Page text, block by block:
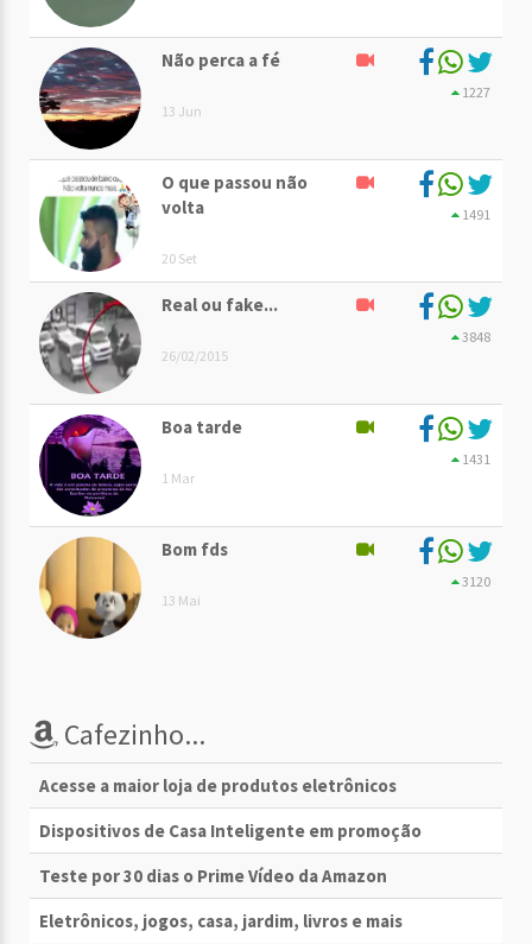
Não perca a fé
13 Jun
1227
O que passou não
volta
20 Set
1491
Real ou fake...
26/02/2015
3848
Boa tarde
1 Mar
1431
Bom fds
13 Mai
3120
Cafezinho...
Acesse a maior loja de produtos eletrônicos
Dispositivos de Casa Inteligente em promoção
Teste por 30 dias o Prime Vídeo da Amazon
Eletrônicos, jogos, casa, jardim, livros e mais